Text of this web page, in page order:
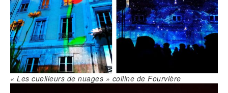
« Les cueilleurs de nuages » colline de Fourvière